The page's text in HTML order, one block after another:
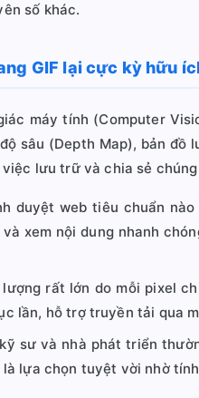
số khác.
GIF lại cực kỳ hữu
máy tính (Computer
sâu (Depth Map), bản
lưu trữ và chia sẻ chúng
duyệt web tiêu chuẩn
xem nội dung nhanh
rất lớn do mỗi pixel
lần, hỗ trợ truyền tải qua
sư và nhà phát triển
lựa chọn tuyệt vời nhờ